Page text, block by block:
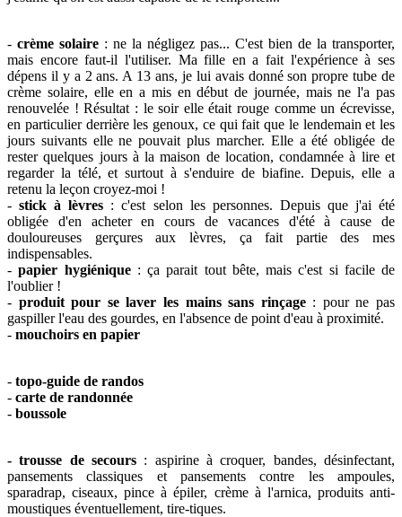
- crème solaire : ne la négligez pas... C'est bien de la transporter,
mais encore faut-il l'utiliser. Ma fille en a fait l'expérience à ses
dépens il y a 2 ans. A 13 ans, je lui avais donné son propre tube de
crème solaire, elle en a mis en début de journée, mais ne l'a pas
renouvelée ! Résultat : le soir elle était rouge comme un écrevisse,
en particulier derrière les genoux, ce qui fait que le lendemain et les
jours suivants elle ne pouvait plus marcher. Elle a été obligée de
rester quelques jours à la maison de location, condamnée à lire et
regarder la télé, et surtout à s'enduire de biafine. Depuis, elle a
retenu la leçon croyez-moi !
-stick à lèvres : c'est selon les personnes. Depuis que j'ai été
obligée d'en acheter en cours de vacances d'été à cause de
douloureuses gerçures aux lèvres, ça fait partie des mes
indispensables.
-papier hygiénique : ça parait tout bête, mais c'est si facile de
l'oublier !
- produit pour se laver les mains sans rinçage: pour ne pas
gaspiller l'eau des gourdes, en l'absence de point d'eau à proximité.
- mouchoirs en papier
- topo-guide de randos
- carte de randonnée
- boussole
- trousse de secours : aspirine à croquer, bandes, désinfectant,
pansements classiques et pansements contre les ampoules,
sparadrap, ciseaux, pince à épiler, crème à l'arnica, produits anti-
moustiques éventuellement, tire-tiques.